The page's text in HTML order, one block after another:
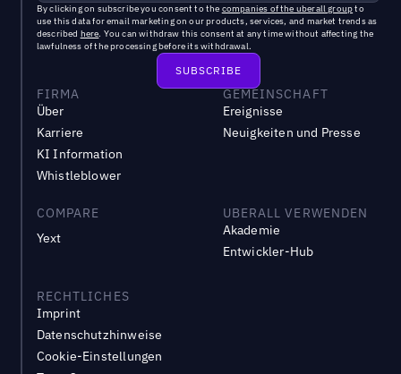
By clicking on subscribe you consent to the companies of the uberall groupto
use this data for email marketing on our products, services, and market trends as
described here. You can withdraw this consent at any time without affecting the
lawfulness of the processing before its withdrawal.
FIRMA
Über
Karriere
KI Information
Whistleblower
GEMEINSCHAFT
Ereignisse
Neuigkeiten und Presse
COMPARE
Yext
UBERALL VERWENDEN
Akademie
Entwickler-Hub
RECHTLICHES
Imprint
Datenschutzhinweise
Cookie-Einstellungen